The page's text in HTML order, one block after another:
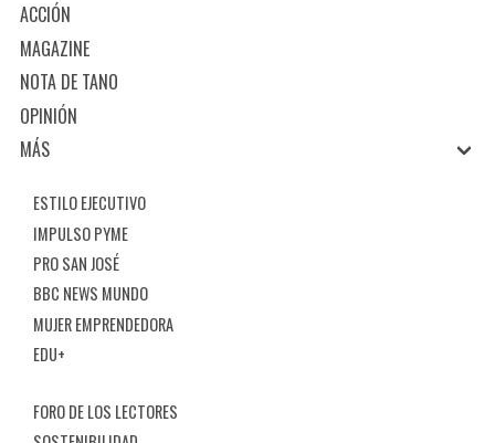
ACCIÓN
MAGAZINE
NOTA DE TANO
OPINIÓN
MÁS
ESTILO EJECUTIVO
IMPULSO PYME
PRO SAN JOSÉ
BBC NEWS MUNDO
MUJER EMPRENDEDORA
EDU+
FORO DE LOS LECTORES